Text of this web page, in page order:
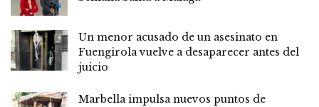
Un menor acusado de un asesinato en
Fuengirola vuelve a desaparecer antes del
juicio
Marbella impulsa nuevos puntos de